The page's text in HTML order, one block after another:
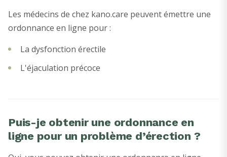
Les médecins de chez kano.care peuvent émettre une
ordonnance en ligne pour :
La dysfonction érectile
L'éjaculation précoce
Puis-je obtenir une ordonnance en
ligne pour un problème d’érection ?